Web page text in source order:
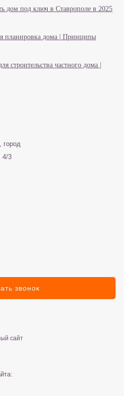
дом под ключ в Ставрополе в 2025
планировка дома | Принципы
строительства частного дома |
город
4/3
сайт
звонок